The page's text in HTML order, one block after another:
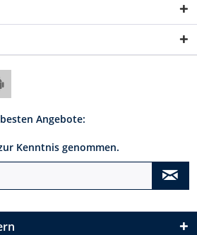
Angebote:
Kenntnis genommen.